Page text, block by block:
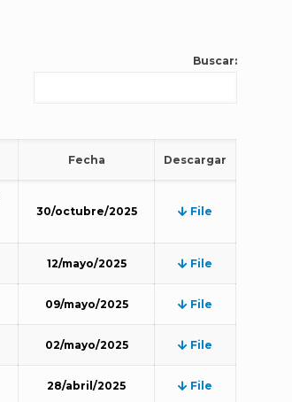
Buscar:
Fecha Descargar
30/octubre/2025 File
12/mayo/2025 File
09/mayo/2025 File
02/mayo/2025 File
28/abril/2025 File